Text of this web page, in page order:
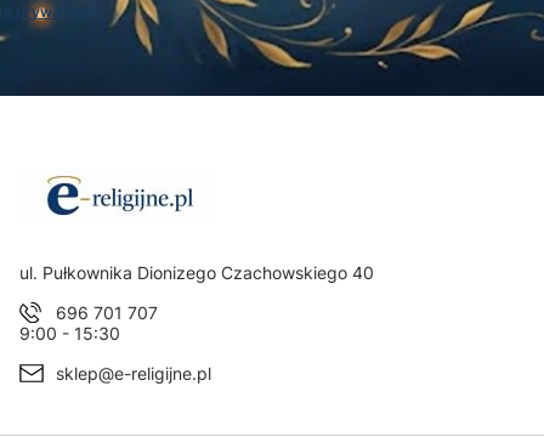
prywatności .
Adres:
ul. Pułkownika Dionizego Czachowskiego 40
696 701 707
9:00 - 15:30
sklep@e-religijne.pl